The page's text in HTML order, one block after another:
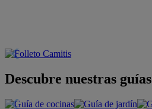
Descubre nuestras guías